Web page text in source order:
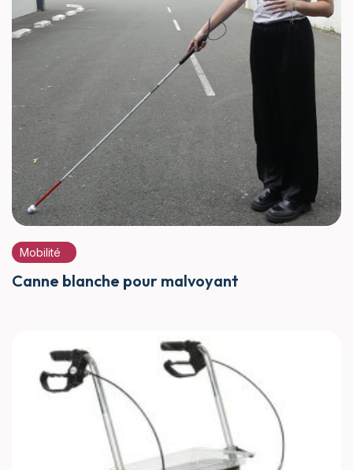
Mobilité
Canne blanche pour malvoyant